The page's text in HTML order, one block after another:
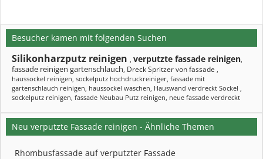
Besucher kamen mit folgenden Suchen
Silikonharzputz reinigen , verputzte fassade reinigen,
fassade reinigen gartenschlauch, Dreck Spritzer von fassade ,
haussockel reinigen, sockelputz hochdruckreiniger, fassade mit
gartenschlauch reinigen, haussockel waschen, Hauswand verdreckt Sockel ,
sockelputz reinigen, fassade Neubau Putz reinigen, neue fassade verdreckt
Neu verputzte Fassade reinigen - Ähnliche Themen
Rhombusfassade auf verputzter Fassade